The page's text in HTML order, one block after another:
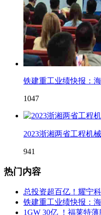
铁建重工业绩快报：
1047
2023浙湘两省工程机
941
热门内容
总投资超百亿！耀宁
铁建重工业绩快报：
1GW 30亿 ！福莱特